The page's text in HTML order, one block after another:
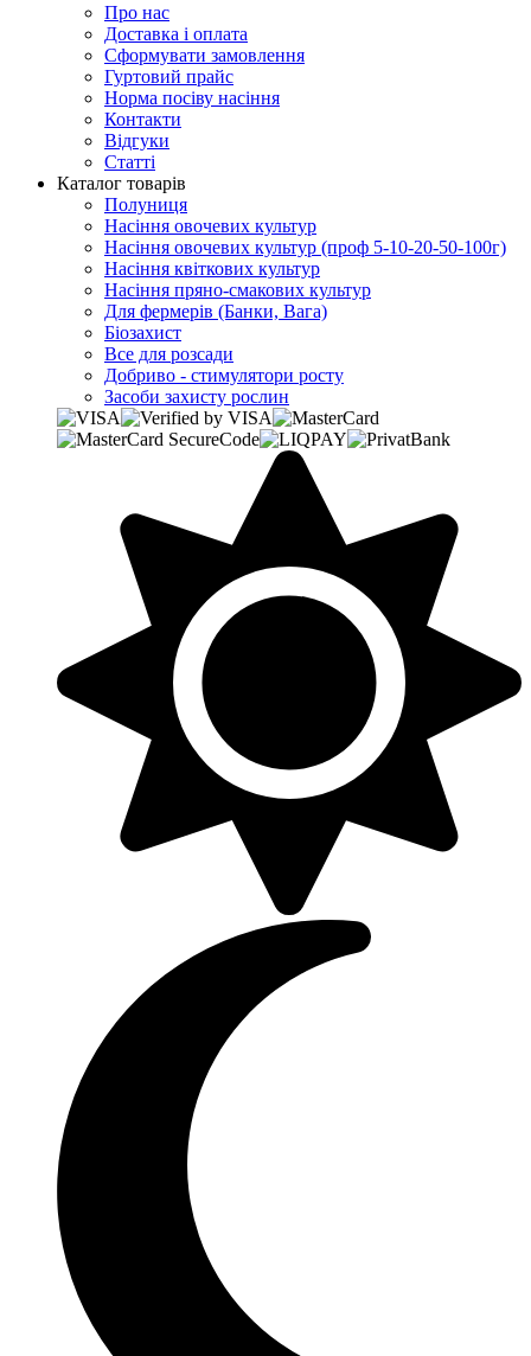
Про нас
Доставка і оплата
Сформувати замовлення
Гуртовий прайс
Норма посіву насіння
Контакти
Відгуки
Статті
Каталог товарів
Полуниця
Насіння овочевих культур
Насіння овочевих культур (проф 5-10-20-50-100г)
Насіння квіткових культур
Насіння пряно-смакових культур
Для фермерів (Банки, Вага)
Біозахист
Все для розсади
Добриво - стимулятори росту
Засоби захисту рослин